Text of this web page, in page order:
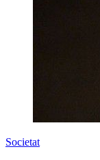
Societat